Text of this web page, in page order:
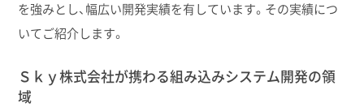
を強みとし、幅広い開発実績を有しています。その実績につ
いてご紹介します。
Ｓｋｙ株式会社が携わる組み込みシステム開発の領
域